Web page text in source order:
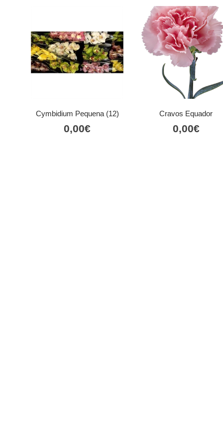
Cymbidium Pequena (12)
0,00€
Cravos Equador
0,00€